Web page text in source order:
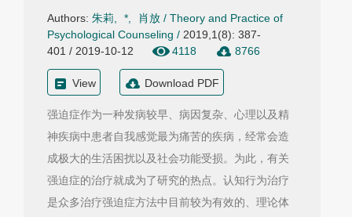
Authors: 朱莉 *, 肖放/ Theory and Practice of
Psychological Counseling / 2019,1(8): 387-
401 / 2019-10-12
4118 8766
View Download PDF
强迫症作为一种发病较早、病因复杂、心理以及精
神疾病中患者自我感觉最为痛苦的疾病，经常会造
成极大的生活困扰以及社会功能受损。为此，有关
强迫症的治疗就成为了研究的热点。认知行为治疗
是众多治疗强迫症方法中目前较为有效的、理论体